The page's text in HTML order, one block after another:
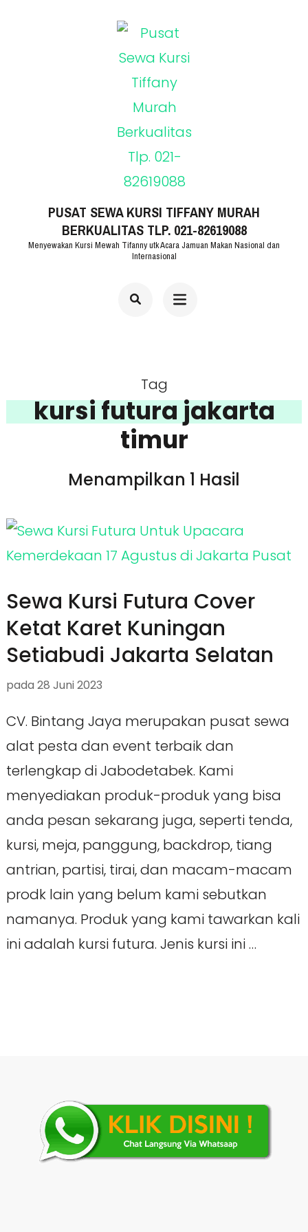
PUSAT SEWA KURSI TIFFANY MURAH
BERKUALITAS TLP. 021-82619088
Menyewakan Kursi Mewah Tifanny utk Acara Jamuan Makan Nasional dan
Internasional
Tag
kursi futura jakarta
timur
Menampilkan 1 Hasil
Sewa Kursi Futura Cover
Ketat Karet Kuningan
Setiabudi Jakarta Selatan
pada 28 Juni 2023
CV. Bintang Jaya merupakan pusat sewa
alat pesta dan event terbaik dan
terlengkap di Jabodetabek. Kami
menyediakan produk-produk yang bisa
anda pesan sekarang juga, seperti tenda,
kursi, meja, panggung, backdrop, tiang
antrian, partisi, tirai, dan macam-macam
prodk lain yang belum kami sebutkan
namanya. Produk yang kami tawarkan kali
ini adalah kursi futura. Jenis kursi ini …